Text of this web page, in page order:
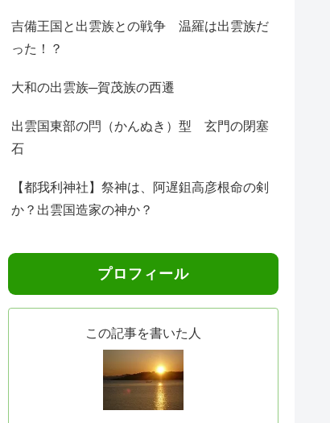
吉備王国と出雲族との戦争 温羅は出雲族だ
った！？
大和の出雲族─賀茂族の西遷
出雲国東部の閂（かんぬき）型 玄門の閉塞
石
【都我利神社】祭神は、阿遅鉏高彦根命の剣
か？出雲国造家の神か？
プロフィール
この記事を書いた人